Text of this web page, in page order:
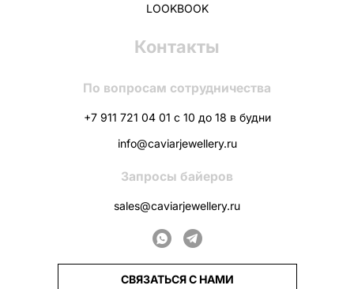
LOOKBOOK
Контакты
По вопросам сотрудничества
+7 911 721 04 01 с 10 до 18 в будни
info@caviarjewellery.ru
Запросы байеров
sales@caviarjewellery.ru
СВЯЗАТЬСЯ С НАМИ